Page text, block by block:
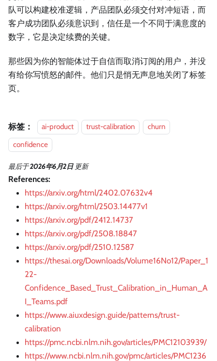
队可以构建校准逻辑，产品团队必须交付对冲短语，而
客户成功团队必须意识到，信任是一个不同于满意度的
数字，它是决定续费的关键。
那些因为你的智能体过于自信而取消订阅的用户，并没
有给你写愤怒的邮件。他们只是悄无声息地关闭了标签
页。
标签： ai-product trust-calibration
churn
confidence
最后于2026年6月2日 更新
References:
https://arxiv.org/html/2402.07632v4
https://arxiv.org/html/2503.14477v1
https://arxiv.org/pdf/2412.14737
https://arxiv.org/pdf/2508.18847
https://arxiv.org/pdf/2510.12587
https://thesai.org/Downloads/Volume16No12/Paper_1
22-
Confidence_Based_Trust_Calibration_in_Human_A
I_Teams.pdf
https://www.aiuxdesign.guide/patterns/trust-
calibration
https://pmc.ncbi.nlm.nih.gov/articles/PMC12103939/
https://www.ncbi.nlm.nih.gov/pmc/articles/PMC1236